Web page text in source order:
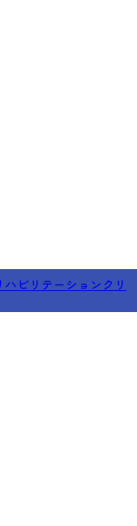
ビリテーションクリ